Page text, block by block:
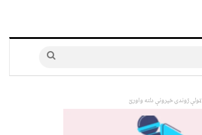
لټون
ټولې ژوندۍ خپرونې دلته واورئ